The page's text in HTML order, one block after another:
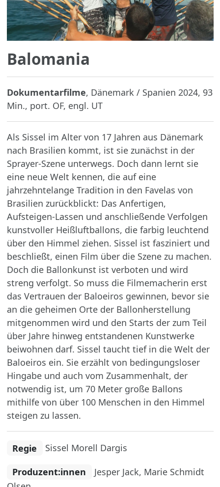
Balomania
Dokumentarfilme, Dänemark / Spanien 2024, 93
Min., port. OF, engl. UT
Als Sissel im Alter von 17 Jahren aus Dänemark
nach Brasilien kommt, ist sie zunächst in der
Sprayer-Szene unterwegs. Doch dann lernt sie
eine neue Welt kennen, die auf eine
jahrzehntelange Tradition in den Favelas von
Brasilien zurückblickt: Das Anfertigen,
Aufsteigen-Lassen und anschließende Verfolgen
kunstvoller Heißluftballons, die farbig leuchtend
über den Himmel ziehen. Sissel ist fasziniert und
beschließt, einen Film über die Szene zu machen.
Doch die Ballonkunst ist verboten und wird
streng verfolgt. So muss die Filmemacherin erst
das Vertrauen der Baloeiros gewinnen, bevor sie
an die geheimen Orte der Ballonherstellung
mitgenommen wird und den Starts der zum Teil
über Jahre hinweg entstandenen Kunstwerke
beiwohnen darf. Sissel taucht tief in die Welt der
Baloeiros ein. Sie erzählt von bedingungsloser
Hingabe und auch vom Zusammenhalt, der
notwendig ist, um 70 Meter große Ballons
mithilfe von über 100 Menschen in den Himmel
steigen zu lassen.
Regie Sissel Morell Dargis
Produzent:innen
Jesper Jack, Marie Schmidt